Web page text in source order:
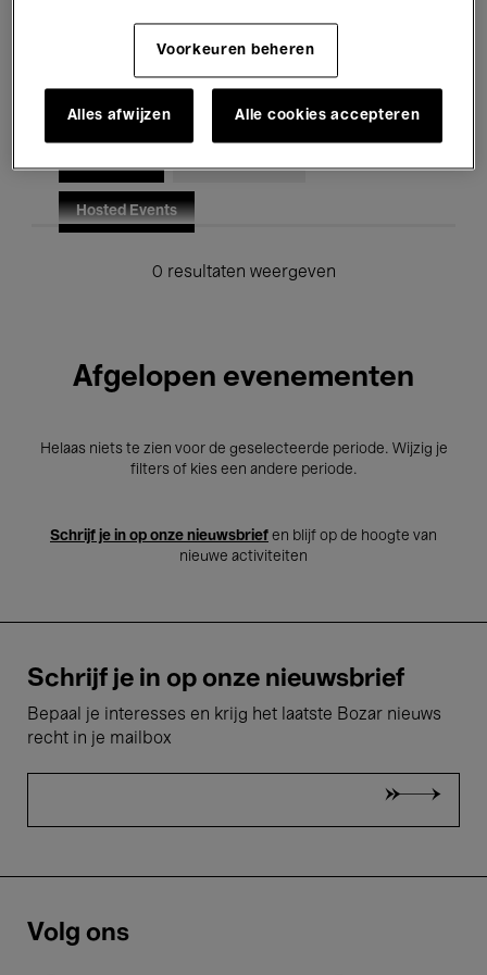
Elektronische Muziek
Voor iedereen Kids’ Palace
Hosted Events
0 resultaten weergeven
Afgelopen evenementen
Helaas niets te zien voor de geselecteerde periode. Wijzig je
filters of kies een andere periode.
Schrijf je in op onze nieuwsbrief en blijf op de hoogte van
nieuwe activiteiten
Schrijf je in op onze nieuwsbrief
Bepaal je interesses en krijg het laatste Bozar nieuws
recht in je mailbox
Volg ons
Voorkeuren beheren
Alles afwijzen Alle cookies accepteren